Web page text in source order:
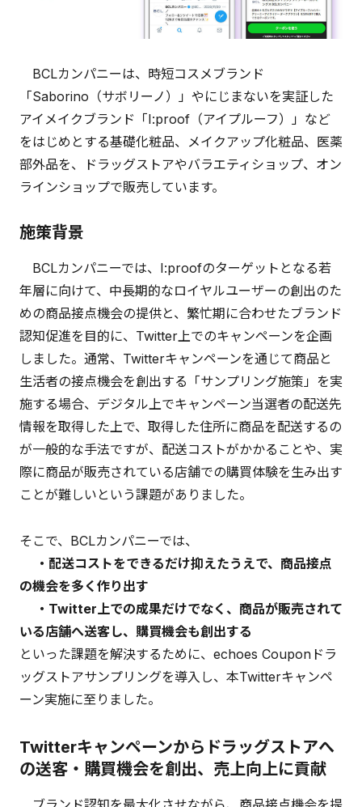
BCLカンパニーは、時短コスメブランド
「Saborino（サボリーノ）」やにじまないを実証した
アイメイクブランド「I:proof（アイプルーフ）」など
をはじめとする基礎化粧品、メイクアップ化粧品、医薬
部外品を、ドラッグストアやバラエティショップ、オン
ラインショップで販売しています。
施策背景
BCLカンパニーでは、I:proofのターゲットとなる若
年層に向けて、中長期的なロイヤルユーザーの創出のた
めの商品接点機会の提供と、繁忙期に合わせたブランド
認知促進を目的に、Twitter上でのキャンペーンを企画
しました。通常、Twitterキャンペーンを通じて商品と
生活者の接点機会を創出する「サンプリング施策」を実
施する場合、デジタル上でキャンペーン当選者の配送先
情報を取得した上で、取得した住所に商品を配送するの
が一般的な手法ですが、配送コストがかかることや、実
際に商品が販売されている店舗での購買体験を生み出す
ことが難しいという課題がありました。
そこで、BCLカンパニーでは、
・配送コストをできるだけ抑えたうえで、商品接点
の機会を多く作り出す
・Twitter上での成果だけでなく、商品が販売されて
いる店舗へ送客し、購買機会も創出する
といった課題を解決するために、echoes Couponドラ
ッグストアサンプリングを導入し、本Twitterキャンペ
ーン実施に至りました。
Twitterキャンペーンからドラッグストアへ
の送客・購買機会を創出、売上向上に貢献